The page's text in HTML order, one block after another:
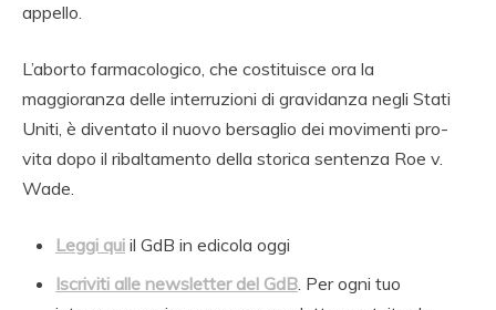
appello.
L’aborto farmacologico, che costituisce ora la
maggioranza delle interruzioni di gravidanza negli Stati
Uniti, è diventato il nuovo bersaglio dei movimenti pro-
vita dopo il ribaltamento della storica sentenza Roe v.
Wade.
Leggi qui il GdB in edicola oggi
Iscriviti alle newsletter del GdB. Per ogni tuo